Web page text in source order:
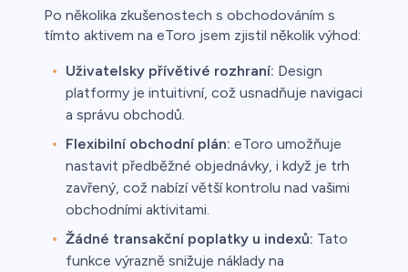
Po několika zkušenostech s obchodováním s
tímto aktivem na eToro jsem zjistil několik výhod:
Uživatelsky přívětivé rozhraní: Design
platformy je intuitivní, což usnadňuje navigaci
a správu obchodů.
Flexibilní obchodní plán: eToro umožňuje
nastavit předběžné objednávky, i když je trh
zavřený, což nabízí větší kontrolu nad vašimi
obchodními aktivitami.
Žádné transakční poplatky u indexů: Tato
funkce výrazně snižuje náklady na